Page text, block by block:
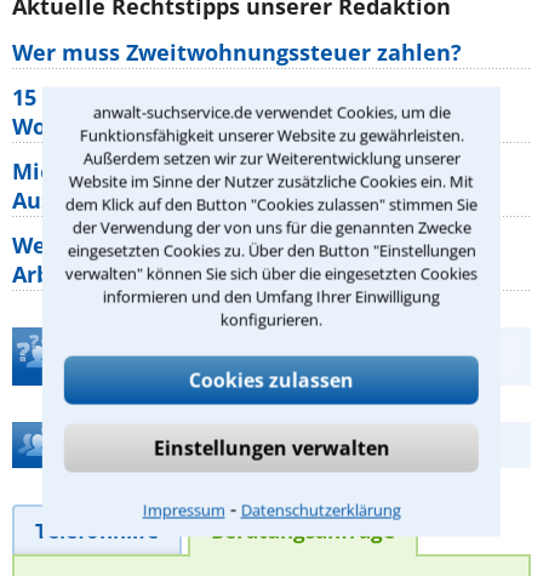
anwalt-suchservice.de verwendet Cookies, um die
Funktionsfähigkeit unserer Website zu gewährleisten.
Außerdem setzen wir zur Weiterentwicklung unserer
Website im Sinne der Nutzer zusätzliche Cookies ein. Mit
dem Klick auf den Button "Cookies zulassen" stimmen Sie
der Verwendung der von uns für die genannten Zwecke
eingesetzten Cookies zu. Über den Button "Einstellungen
verwalten" können Sie sich über die eingesetzten Cookies
informieren und den Umfang Ihrer Einwilligung
konfigurieren.
Cookies zulassen
Einstellungen verwalten
Impressum ⁃ Datenschutzerklärung
Aktuelle Rechtstipps unserer Redaktion
Wer muss Zweitwohnungssteuer zahlen?
15 elementare Rechte, die jeder
Wohnungseigentümer kennen sollte
Mietpreisbremse 2026: Alle Regeln,
Ausnahmen und Rechte für Mieter
Welche Regeln für Teilnahme, Urlaub,
Arbeitszeit gelten beim
Teste Dein Rechtswissen
Hilfe bei Ihrer Anwaltsuche?
Telefonhilfe Beratungsanfrage